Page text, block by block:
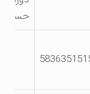
حسین آباد